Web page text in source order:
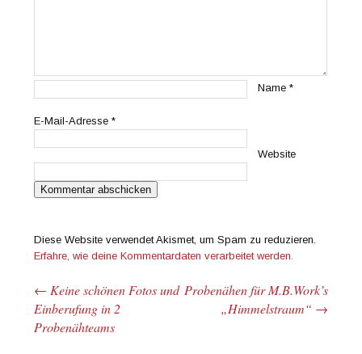
Name*
E-Mail-Adresse*
Website
Diese Website verwendet Akismet, um Spam zu reduzieren.
Erfahre, wie deine Kommentardaten verarbeitet werden.
Beitrags-Navigation
← Keine schönen Fotos und
Einberufung in 2
Probenähteams
Probenähen für M.B.Work’s
„Himmelstraum“ →